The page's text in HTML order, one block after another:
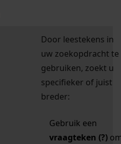
Door leestekens in
uw zoekopdracht te
gebruiken, zoekt u
specifieker of juist
breder:
Gebruik een
vraagteken (?)